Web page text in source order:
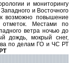
и мониторингу
и Восточного
возможно повышение
Местами по
ветра ночью до
дождь, мокрый снег,
по делам ГО и ЧС РТ